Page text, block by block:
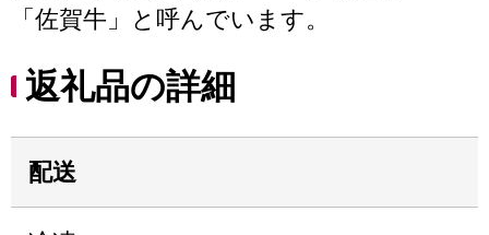
「佐賀牛」と呼んでいます。
返礼品の詳細
配送